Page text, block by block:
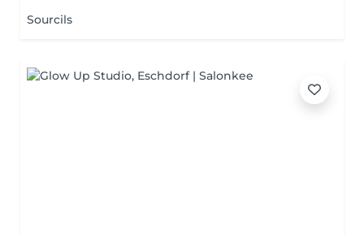
Sourcils